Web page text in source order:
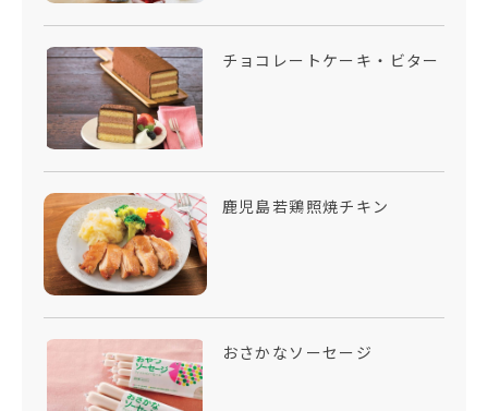
チョコレートケーキ・ビター
鹿児島若鶏照焼チキン
おさかなソーセージ